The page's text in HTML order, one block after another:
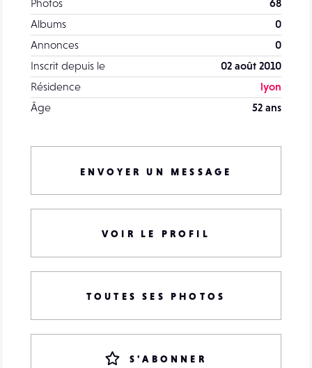
Photos
68
Albums
0
Annonces
0
Inscrit depuis le
02 août 2010
Résidence
lyon
Âge
52 ans
ENVOYER UN MESSAGE
VOIR LE PROFIL
TOUTES SES PHOTOS
S'ABONNER